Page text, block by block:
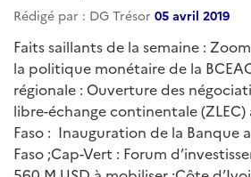
Rédigé par : DG Trésor 05 avril 2019
Faits saillants de la semaine :
la politique monétaire de la
régionale : Ouverture des
libre-échange continentale
Faso : Inauguration de la Banque
Faso ;Cap-Vert : Forum